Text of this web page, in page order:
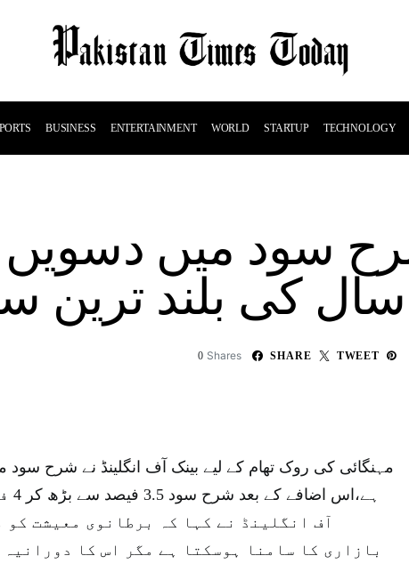
BUSINESS ENTERTAINMENT WORLD STARTUP TECHNOLOGY
سال کی بلند ترین
0 Shares SHARE TWEET
آف انگلینڈ نے کہا کہ برطانوی معیشت کو
بازاری کا سامنا ہوسکتا ہے مگر اس کا